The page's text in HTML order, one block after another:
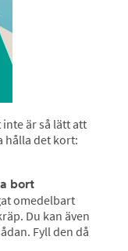
är så lätt att
hålla det kort:
bort
omedelbart
Du kan även
Fyll den då